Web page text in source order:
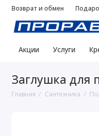
Возврат и обмен
Акции Услуги
Заглушка для
Главная Сантехника